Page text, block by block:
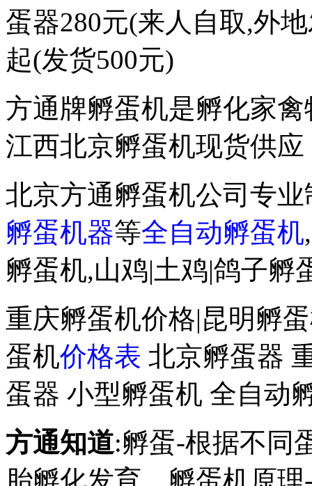
蛋器280元(来人自取,外
起(发货500元)
方通牌孵蛋机是孵化家
江西北京孵蛋机现货供应
北京方通孵蛋机公司专业
孵蛋机器等全自动孵蛋机,
孵蛋机,山鸡|土鸡|鸽子孵
重庆孵蛋机价格|昆明孵
蛋机价格表 北京孵蛋器
蛋器 小型孵蛋机 全自动
方通知道:孵蛋-根据不同